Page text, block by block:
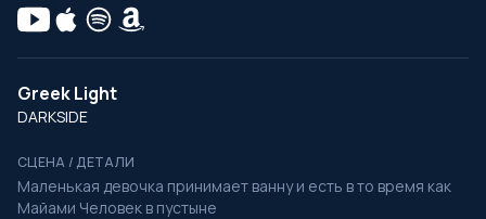
Greek Light
DARKSIDE
СЦЕНА / ДЕТАЛИ
Маленькая девочка принимает ванну и есть в то время как
Майами Человек в пустыне